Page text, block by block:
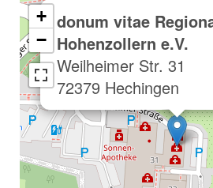
donum vitae
Hohenzollern e.V.
Weilheimer Str. 31
72379 Hechingen
+
−